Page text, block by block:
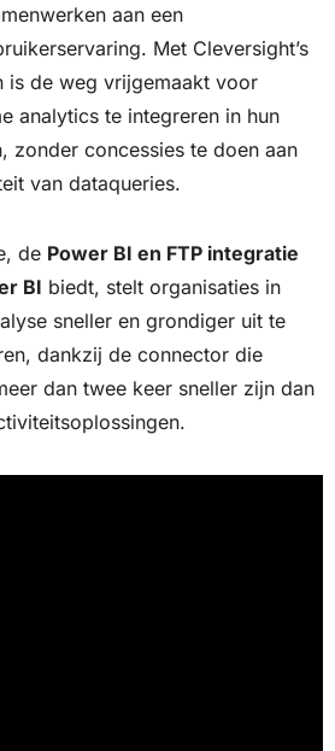
aan een
Met Cleversight’s
is de weg vrijgemaakt voor
analytics te integreren in hun
zonder concessies te doen aan
van dataqueries.
de Power BI en FTP integratie
BI biedt, stelt organisaties in
sneller en grondiger uit te
dankzij de connector die
dan twee keer sneller zijn dan